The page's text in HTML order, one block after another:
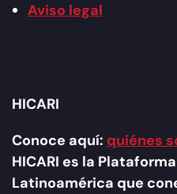
HICARI
Conoce aquí: quiénes
HICARI es la
Latinoamérica que
Aviso legal